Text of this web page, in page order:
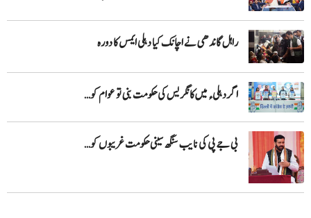
راہل گاندھی نے اچانک کیا دہلی ایمس کا دورہ
اگر دہلیء میں کانگریس کی حکومت بنی تو عوام کو…
بی جے پی کی نایب سنگھ سینی حکومت غریبوں کو…